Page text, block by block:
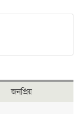
জনপ্রিয়